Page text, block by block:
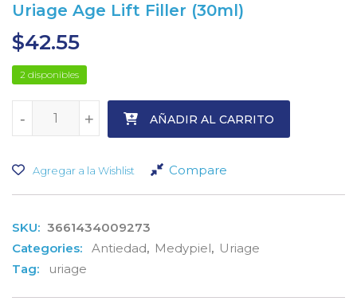
Uriage Age Lift Filler (30ml)
$42.55
2 disponibles
+
- +
- AÑADIR AL CARRITO
Agregar a la Wishlist Compare
SKU: 3661434009273
Categories:
Antiedad, Medypiel, Uriage
Tag:
uriage